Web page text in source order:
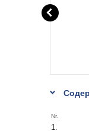
Nr.
1.